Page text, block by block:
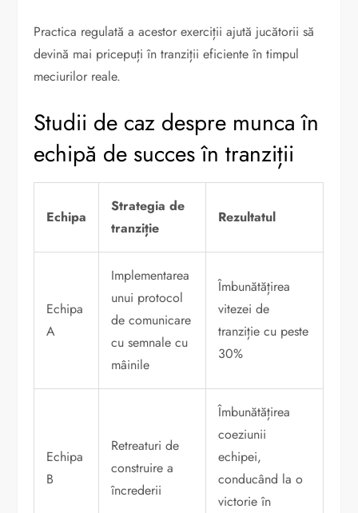
Practica regulată a acestor exerciții ajută jucătorii să
devină mai pricepuți în tranziții eficiente în timpul
meciurilor reale.
Studii de caz despre munca în
echipă de succes în tranziții
Echipa
Strategia de
tranziție
Rezultatul
Echipa
A
Implementarea
unui protocol
de comunicare
cu semnale cu
mâinile
Îmbunătățirea
vitezei de
tranziție cu peste
30%
Echipa
B
Retreaturi de
construire a
încrederii
Îmbunătățirea
coeziunii
echipei,
conducând la o
victorie în